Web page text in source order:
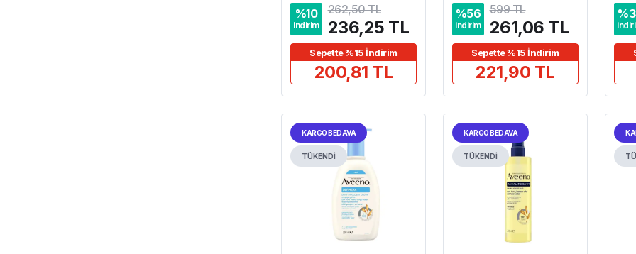
%10
indirim
262,50 TL
236,25 TL
Sepette %15 İndirim
200,81 TL
%56
indirim
599 TL
261,06 TL
Sepette %15 İndirim
221,90 TL
%
KARGO BEDAVA
TÜKENDİ
KARGO BEDAVA
TÜKENDİ